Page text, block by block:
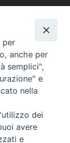
per
anche per
semplici",
e
nella
dei
avere
e